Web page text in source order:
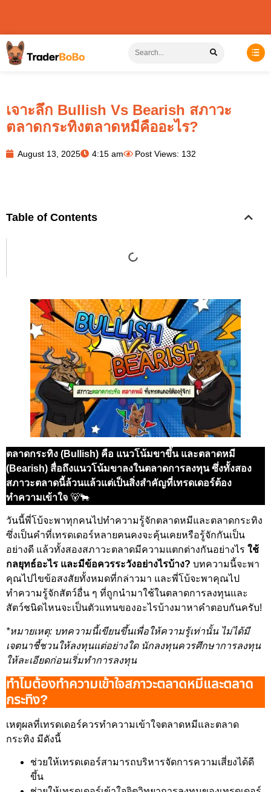
เจาะลึก Bullish Vs Bearish สภาวะ
ตลาดกระทิงตลาดหมีคืออะไร?
August 13, 2025 4:15 am Post Views: 132
Table of Contents
ตลาดกระทิง (Bullish) คือ แนวโน้มขาขึ้น และตลาดหมี
(Bearish) สื่อถึงแนวโน้มขาลงในตลาดการลงทุน ซึ่งทั้งสอง
สภาวะตลาดนี้ล้วนแล้วแต่เป็นสิ่งสำคัญที่เทรดเดอร์ต้อง
ทำความเข้าใจ 🐻🐂
วันนี้พี่โบ้จะพาทุกคนไปทำความรู้จักตลาดหมีและตลาดกระทิง
ซึ่งเป็นคำที่เทรดเดอร์หลายคนคงจะคุ้นเคยหรือรู้จักกันเป็น
อย่างดี แล้วทั้งสองสภาวะตลาดมีความแตกต่างกันอย่างไร ใช้
กลยุทธ์อะไร และมีข้อควรระวังอย่างไรบ้าง? บทความนี้จะพา
คุณไปไขข้อสงสัยทั้งหมดที่กล่าวมา และพี่โบ้จะพาคุณไป
ทำความรู้จักสัตว์อื่น ๆ ที่ถูกนำมาใช้ในตลาดการลงทุนและ
สัตว์ชนิดไหนจะเป็นตัวแทนของอะไรบ้างมาหาคำตอบกันครับ!
*หมายเหตุ: บทความนี้เขียนขึ้นเพื่อให้ความรู้เท่านั้น ไม่ได้มี
เจตนาชี้ชวนให้ลงทุนแต่อย่างใด นักลงทุนควรศึกษาการลงทุน
ให้ละเอียดก่อนเริ่มทำการลงทุน
ทำไมต้องทำความเข้าใจสภาวะตลาดหมีและตลาด
กระทิง?
เหตุผลที่เทรดเดอร์ควรทำความเข้าใจตลาดหมีและตลาด
กระทิง มีดังนี้
ช่วยให้เทรดเดอร์สามารถบริหารจัดการความเสี่ยงได้ดี
ขึ้น